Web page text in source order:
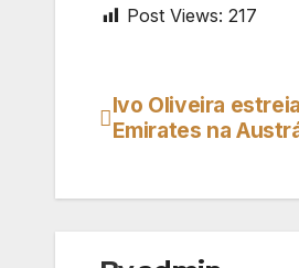
Post Views: 217
Navegação
artigos
Ivo Oliveira
Emirates na